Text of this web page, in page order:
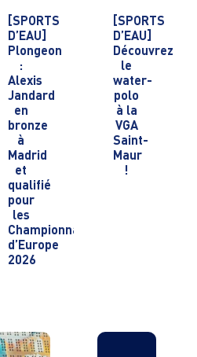
[SPORTS
D’EAU]
Plongeon
:
Alexis
Jandard
en
bronze
à
Madrid
et
qualifié
pour
les
Championnats
d’Europe
2026
[SPORTS
D’EAU]
Découvrez
le
water-
polo
à la
VGA
Saint-
Maur
!